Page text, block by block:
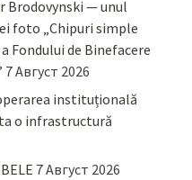
Brodovynski — unul
foto „Chipuri simple
Fondului de Binefacere
7 Август 2026
instituțională
o infrastructură
7 Август 2026